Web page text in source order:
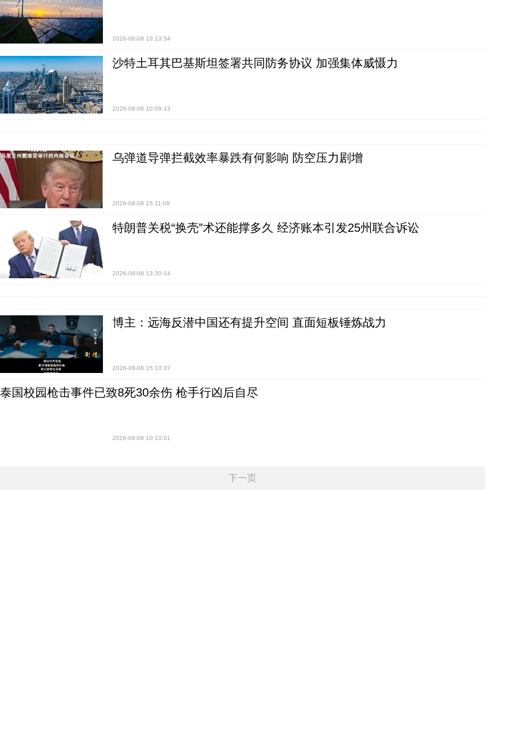
2026-08-08 10:13:54
沙特土耳其巴基斯坦签署共同防务协议 加强集体威慑力
2026-08-08 10:09:13
乌弹道导弹拦截效率暴跌有何影响 防空压力剧增
2026-08-08 15:11:08
特朗普关税“换壳”术还能撑多久 经济账本引发25州联合诉讼
2026-08-08 13:30:14
博主：远海反潜中国还有提升空间 直面短板锤炼战力
2026-08-08 15:10:37
泰国校园枪击事件已致8死30余伤 枪手行凶后自尽
2026-08-08 10:10:01
下一页